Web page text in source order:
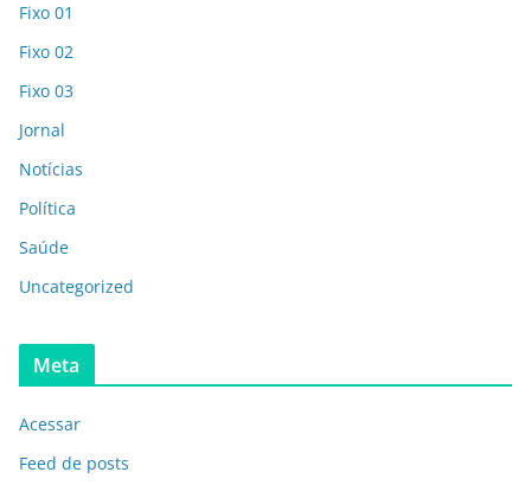
Fixo 01
Fixo 02
Fixo 03
Jornal
Notícias
Política
Saúde
Uncategorized
Meta
Acessar
Feed de posts